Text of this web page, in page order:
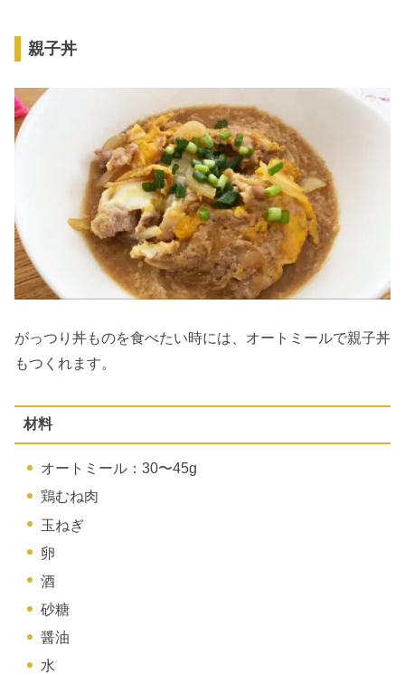
親子丼
がっつり丼ものを食べたい時には、オートミールで親子丼
もつくれます。
材料
オートミール：30〜45g
鶏むね肉
玉ねぎ
卵
酒
砂糖
醤油
水